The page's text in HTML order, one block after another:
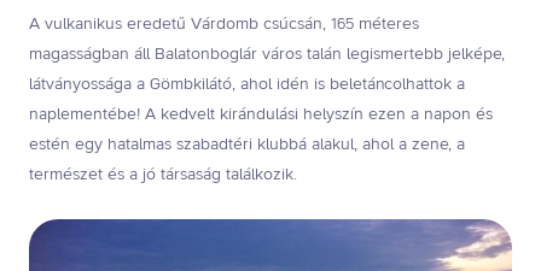
A vulkanikus eredetű Várdomb csúcsán, 165 méteres
magasságban áll Balatonboglár város talán legismertebb jelképe,
látványossága a Gömbkilátó, ahol idén is beletáncolhattok a
naplementébe! A kedvelt kirándulási helyszín ezen a napon és
estén egy hatalmas szabadtéri klubbá alakul, ahol a zene, a
természet és a jó társaság találkozik.